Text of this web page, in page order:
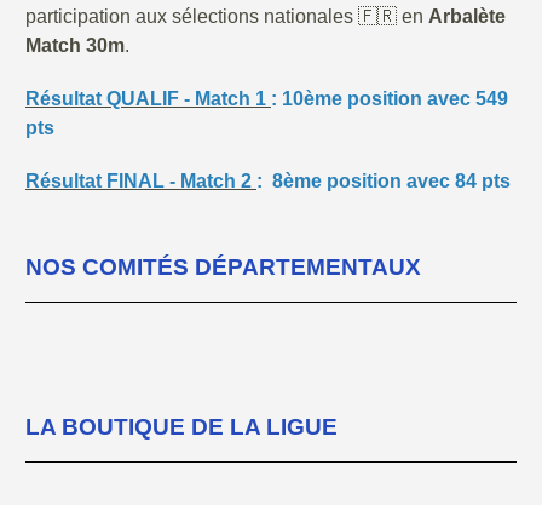
participation aux sélections nationales 🇫🇷 en Arbalète
Match 30m.
Résultat QUALIF - Match 1 : 10ème position avec 549
pts
Résultat FINAL - Match 2 : 8ème position avec 84 pts
NOS COMITÉS DÉPARTEMENTAUX
LA BOUTIQUE DE LA LIGUE